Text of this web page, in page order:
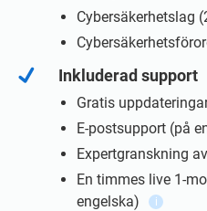
ISO 17025
IATF 16949
Health organizations
Medical device
Aerospace
Cybersäkerhetslag
Inkluderad support
Gratis
E-postsupport (på
Expertgranskning
En timmes live 1-
engelska)
i